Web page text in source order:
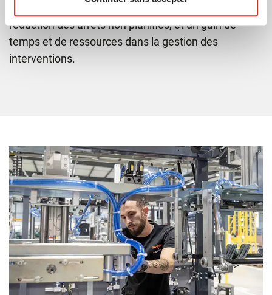
disponibilité des équipements critiques, une
réduction des arrêts non planifiés, et un gain de
temps et de ressources dans la gestion des
interventions.